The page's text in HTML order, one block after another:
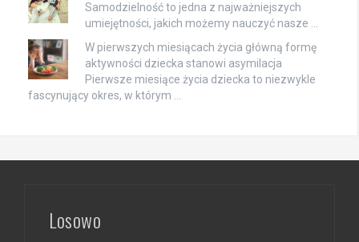
Samodzielność to jedna z najważniejszych
umiejętności, jakich możemy nauczyć nasze …
W pierwszych miesiącach życia główną formę
aktywności dziecka stanowi asymilacja
Pierwsze miesiące życia dziecka to niezwykle
fascynujący okres, w którym …
Losowo